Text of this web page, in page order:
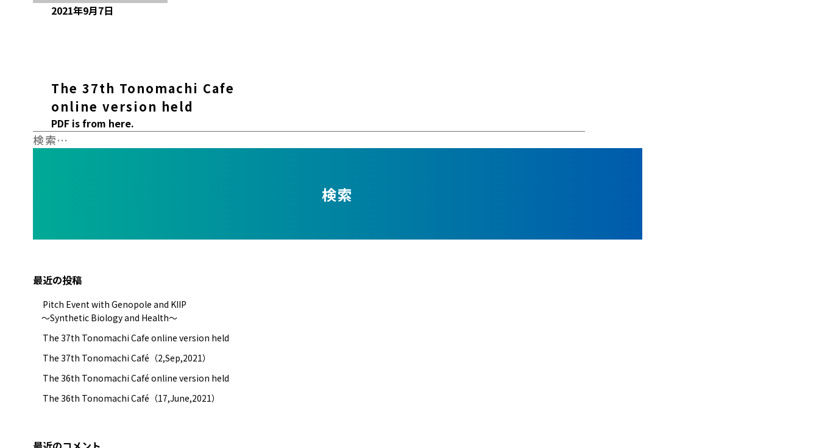
2021年9月7日
The 37th Tonomachi Cafe
online version held
PDF is from here.
検
最近の投稿
Pitch Event with Genopole and KIIP
～Synthetic Biology and Health～
The 37th Tonomachi Cafe online version held
The 37th Tonomachi Café（2,Sep,2021）
The 36th Tonomachi Café online version held
The 36th Tonomachi Café（17,June,2021）